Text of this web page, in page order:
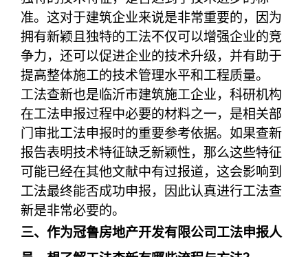
准。这对于建筑企业来说是非常重要的，因为
拥有新颖且独特的工法不仅可以增强企业的竞
争力，还可以促进企业的技术升级，并有助于
提高整体施工的技术管理水平和工程质量。
工法查新也是临沂市建筑施工企业，科研机构
在工法申报过程中必要的材料之一，是相关部
门审批工法申报时的重要参考依据。如果查新
报告表明技术特征缺乏新颖性，那么这些特征
可能已经在其他文献中有过报道，这会影响到
工法最终能否成功申报，因此认真进行工法查
新是非常必要的。
三、作为冠鲁房地产开发有限公司工法申报人